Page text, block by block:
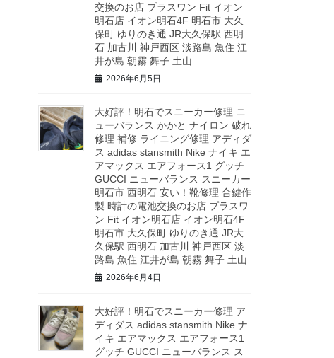
交換のお店 プラスワン Fit イオン
明石店 イオン明石4F 明石市 大久
保町 ゆりのき通 JR大久保駅 西明
石 加古川 神戸西区 淡路島 魚住 江
井が島 朝霧 舞子 土山
2026年6月5日
大好評！明石でスニーカー修理 ニ
ューバランス かかと ナイロン 破れ
修理 補修 ライニング修理 アディダ
ス adidas stansmith Nike ナイキ エ
アマックス エアフォース1 グッチ
GUCCI ニューバランス スニーカー
明石市 西明石 安い！靴修理 合鍵作
製 時計の電池交換のお店 プラスワ
ン Fit イオン明石店 イオン明石4F
明石市 大久保町 ゆりのき通 JR大
久保駅 西明石 加古川 神戸西区 淡
路島 魚住 江井が島 朝霧 舞子 土山
2026年6月4日
大好評！明石でスニーカー修理 ア
ディダス adidas stansmith Nike ナ
イキ エアマックス エアフォース1
グッチ GUCCI ニューバランス ス